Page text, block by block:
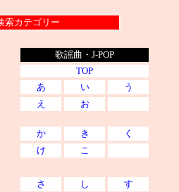
カテゴリー
歌謡曲・J-POP
TOP
あ
い
う
え
お
か き
く
け
こ
さ し
す